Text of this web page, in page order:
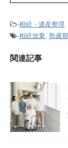
-相続・遺産整理
-相続放棄, 熟慮
関連記事